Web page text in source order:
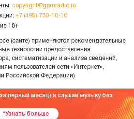
copyright@gpmradio.ru
+7 (495) 730-10-10
18+
(сайте) применяются рекомендательные
технологии предоставления
систематизации и анализа сведений,
пользователей сети «Интернет»,
Российской Федерации)
первый месяц) и слушай музыку без
*Узнать больше